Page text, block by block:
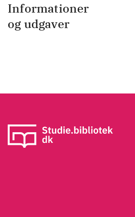
Informationer
og udgaver